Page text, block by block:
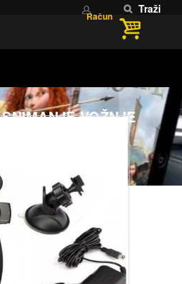
Račun
Traži
VOŽNJE
ZA SNIMANJE VOŽNJE